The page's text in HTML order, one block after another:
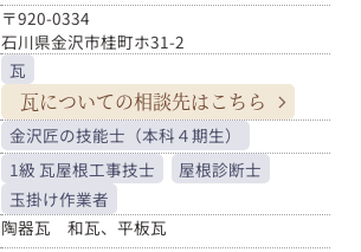
〒920-0334
石川県金沢市桂町ホ31-2
瓦
瓦についての相談先はこちら
金沢匠の技能士（本科４期生）
1級 瓦屋根工事技士
屋根診断士
玉掛け作業者
陶器瓦 和瓦、平板瓦